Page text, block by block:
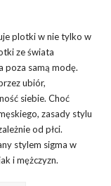
plotki w nie tylko w
ze świata
poza samą modę.
ubiór,
siebie. Choć
zasady stylu
od płci.
stylem sigma w
i mężczyzn.